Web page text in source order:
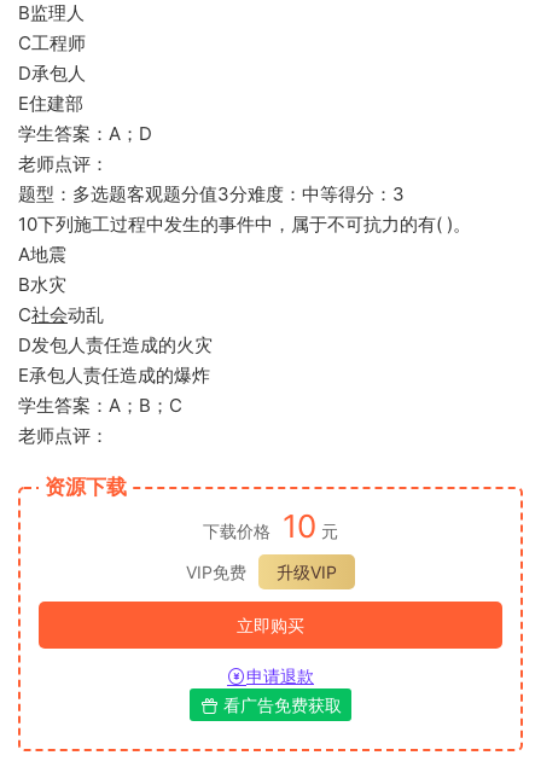
B监理人
C工程师
D承包人
E住建部
学生答案：A；D
老师点评：
题型：多选题客观题分值3分难度：中等得分：3
10下列施工过程中发生的事件中，属于不可抗力的有( )。
A地震
B水灾
C社会动乱
D发包人责任造成的火灾
E承包人责任造成的爆炸
学生答案：A；B；C
老师点评：
资源下载
下载价格 10 元
VIP免费
升级VIP
立即购买
申请退款
看广告免费获取